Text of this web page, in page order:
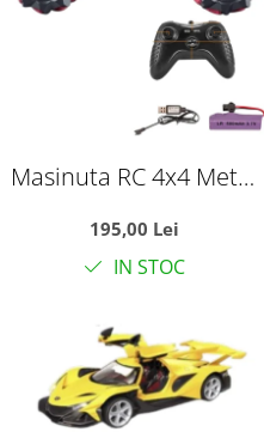
Masinuta RC 4x4 Metal
telecomanda 2.4GHz,
suspensii, roti crawler,
195,00 Lei
IN STOC